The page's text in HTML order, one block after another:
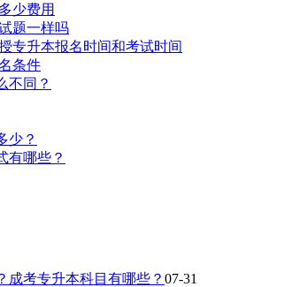
少费用
题一样吗
专升本报名时间和考试时间
条件
不同？
少？
有哪些？
成考专升本科目有哪些？ 07-31